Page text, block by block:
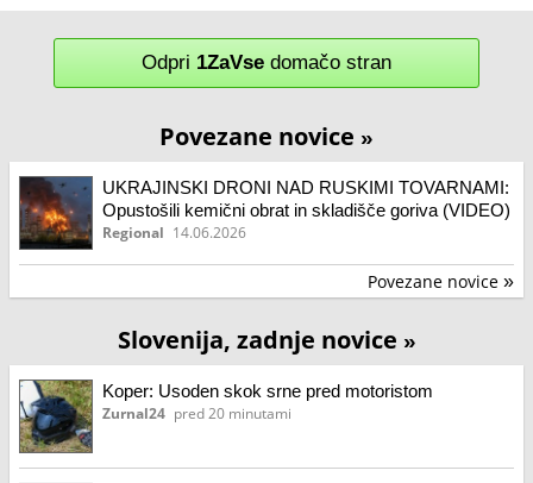
Odpri 1ZaVse domačo stran
Povezane novice »
UKRAJINSKI DRONI NAD RUSKIMI TOVARNAMI:
Opustošili kemični obrat in skladišče goriva (VIDEO)
Regional 14.06.2026
Povezane novice »
Slovenija, zadnje novice »
Koper: Usoden skok srne pred motoristom
Zurnal24 pred 20 minutami